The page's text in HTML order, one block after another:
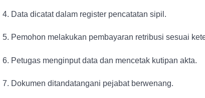
Data dicatat dalam register pencatatan sipil.
Pemohon melakukan pembayaran retribusi sesuai
Petugas menginput data dan mencetak kutipan akta.
Dokumen ditandatangani pejabat berwenang.